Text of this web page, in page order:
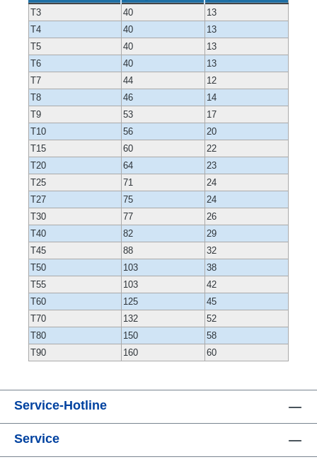
T3 40
13
T4
40
13
T5
40
13
T6
40
13
T7
44
12
T8
46
14
T9
53
17
T10
56
20
T15
60
22
T20
64
23
T25
71
24
T27
75
24
T30
77
26
T40
82
29
T45
88
32
T50
103
38
T55
103
42
T60
125
45
T70
132
52
T80
150
58
T90
160 60
Service-Hotline
Service